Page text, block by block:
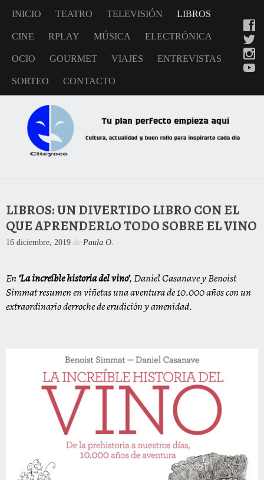
INICIO TEATRO TELEVISIÓN LIBROS
CINE RPLAY MÚSICA ELECTRÓNICA
OCIO GOURMET VIAJES ENTREVISTAS
SORTEO CONTACTO
LIBROS: UN DIVERTIDO LIBRO CON EL
QUE APRENDERLO TODO SOBRE EL VINO
16 diciembre, 2019 de Paula O.
En ‘La increíble historia del vino’, Daniel Casanave y Benoist
Simmat resumen en viñetas una aventura de 10.000 años con un
extraordinario derroche de erudición y amenidad.